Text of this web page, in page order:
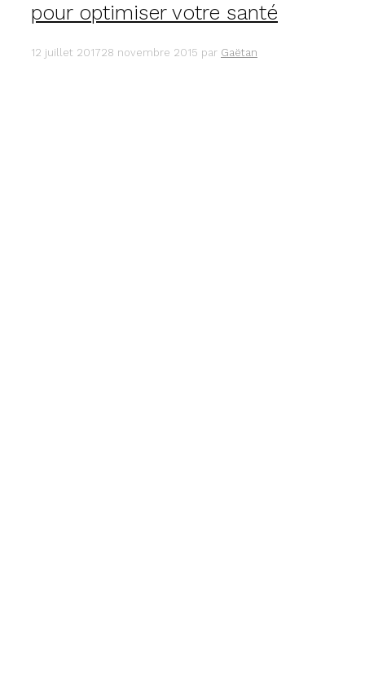
pour optimiser votre santé
12 juillet 201728 novembre 2015 par Gaëtan